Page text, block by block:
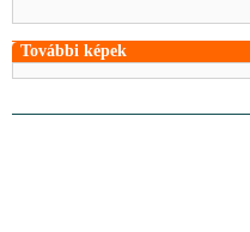
További képek